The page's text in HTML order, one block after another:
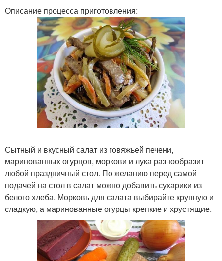
Описание процесса приготовления:
Сытный и вкусный салат из говяжьей печени,
маринованных огурцов, моркови и лука разнообразит
любой праздничный стол. По желанию перед самой
подачей на стол в салат можно добавить сухарики из
белого хлеба. Морковь для салата выбирайте крупную и
сладкую, а маринованные огурцы крепкие и хрустящие.